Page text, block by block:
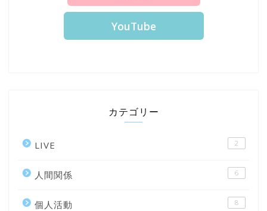
YouTube
カテゴリー
LIVE 2
人間関係 6
個人活動 8